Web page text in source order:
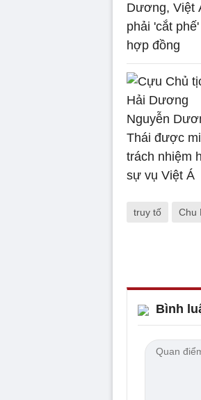
truy tố Chu
Bình